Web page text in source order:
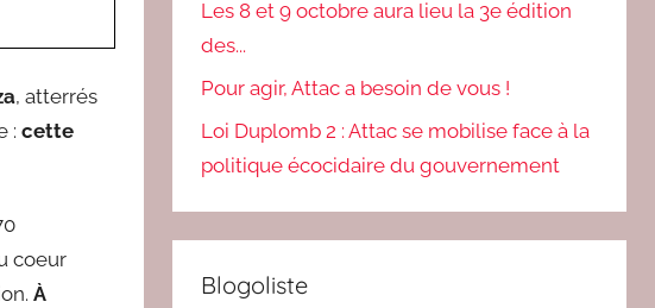
, atterrés
: cette
coeur
À
Les 8 et 9 octobre aura lieu la 3e édition
des...
Pour agir, Attac a besoin de vous !
Loi Duplomb 2 : Attac se mobilise face à la
politique écocidaire du gouvernement
Blogoliste